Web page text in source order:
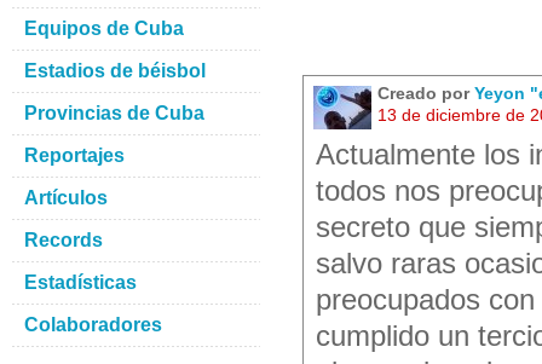
Creado porYeyon
13 de diciembre de
Actualmente los
todos nos
secreto que
salvo raras
preocupados
cumplido un
Equipos de Cuba
Estadios de béisbol
Provincias de Cuba
Reportajes
Artículos
Records
Estadísticas
Colaboradores